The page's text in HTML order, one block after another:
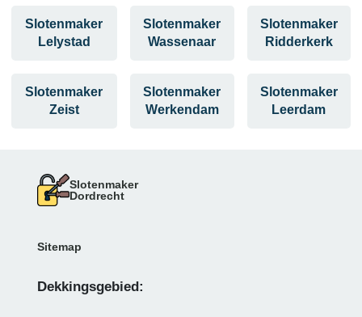
Slotenmaker
Lelystad
Slotenmaker
Wassenaar
Slotenmaker
Ridderkerk
Slotenmaker
Zeist
Slotenmaker
Werkendam
Slotenmaker
Leerdam
Slotenmaker
Dordrecht
Sitemap
Dekkingsgebied: